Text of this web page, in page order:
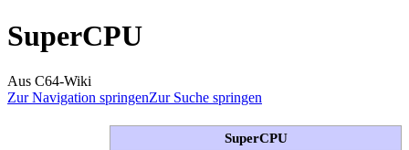
SuperCPU
Aus C64-Wiki
Zur Navigation springenZur Suche springen
SuperCPU